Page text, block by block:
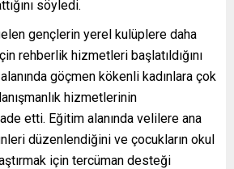
söyledi.
gençlerin yerel kulüplere daha
rehberlik hizmetleri başlatıldığını
göçmen kökenli kadınlara çok
hizmetlerinin
etti. Eğitim alanında velilere ana
düzenlendiğini ve çocukların okul
için tercüman desteği